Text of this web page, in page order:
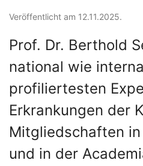
Veröffentlicht am 12.11.2025.
Prof. Dr. Berthold
national wie
profiliertesten
Erkrankungen der
Mitgliedschaften
und in der